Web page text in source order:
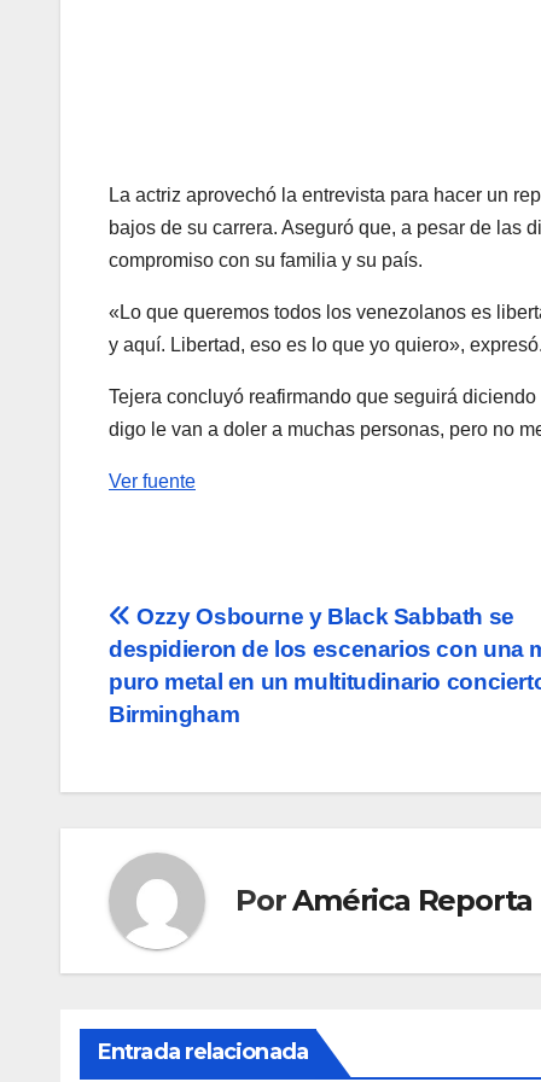
La actriz aprovechó la entrevista para hacer un
bajos de su carrera. Aseguró que, a pesar de las
compromiso con su familia y su país.
«Lo que queremos todos los venezolanos es
y aquí. Libertad, eso es lo que yo quiero», expresó.
Tejera concluyó reafirmando que seguirá
digo le van a doler a muchas personas, pero no
Ver fuente
Navegación
de
entradas
Ozzy Osbourne y Black Sabbath se
despidieron de los escenarios con una
puro metal en un multitudinario
Birmingham
PorAmérica Reporta
Entrada relacionada